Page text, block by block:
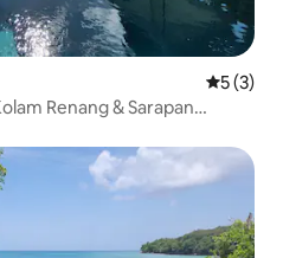
5 (3)
Renang & Sarapan